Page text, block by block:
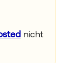
nicht